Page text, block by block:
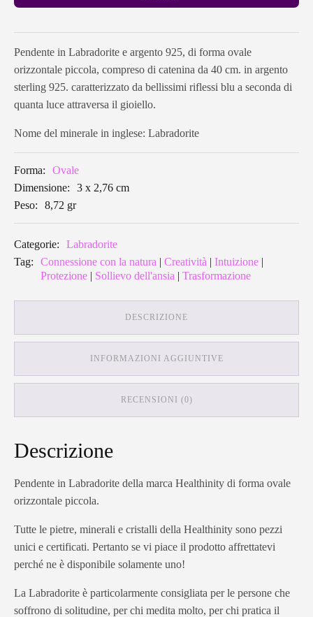
Pendente in Labradorite e argento 925, di forma ovale
orizzontale piccola, compreso di catenina da 40 cm. in argento
sterling 925. caratterizzato da bellissimi riflessi blu a seconda di
quanta luce attraversa il gioiello.
Nome del minerale in inglese: Labradorite
Forma:
Ovale
Dimensione:
3 x 2,76 cm
Peso:
8,72 gr
Categorie:
Labradorite
Tag:
Connessione con la natura | Creatività | Intuizione |
Protezione | Sollievo dell'ansia | Trasformazione
DESCRIZIONE
INFORMAZIONI AGGIUNTIVE
RECENSIONI (0)
Descrizione
Pendente in Labradorite della marca Healthinity di forma ovale
orizzontale piccola.
Tutte le pietre, minerali e cristalli della Healthinity sono pezzi
unici e certificati. Pertanto se vi piace il prodotto affrettatevi
perché ne è disponibile solamente uno!
La Labradorite è particolarmente consigliata per le persone che
soffrono di solitudine, per chi medita molto, per chi pratica il